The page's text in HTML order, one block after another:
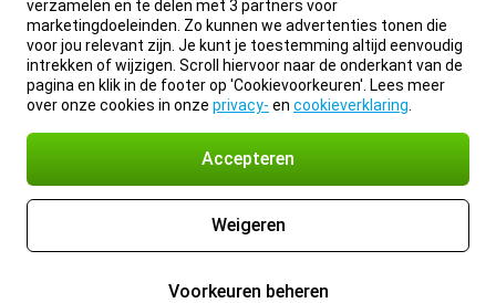
verzamelen en te delen met 3 partners voor
marketingdoeleinden. Zo kunnen we advertenties tonen die
voor jou relevant zijn. Je kunt je toestemming altijd eenvoudig
intrekken of wijzigen. Scroll hiervoor naar de onderkant van de
pagina en klik in de footer op 'Cookievoorkeuren'. Lees meer
over onze cookies in onze privacy- en cookieverklaring
Accepteren
Weigeren
Voorkeuren beheren